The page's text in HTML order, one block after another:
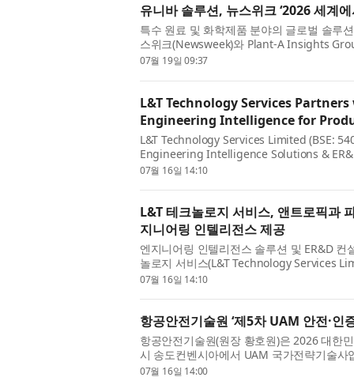
유니바 솔루션, 뉴스위크 ‘2026 세계
특수 원료 및 화학제품 분야의 글로벌 솔루
스위크(Newsweek)와 Plant-A Insights
업 (World’s Greenest Companies 2026...
07월 19일 09:37
L&T Technology Services
Engineering Intelligence for
L&T Technology Services Limited (BSE:
Engineering Intelligence Solutions &
partnership with Anthropic to accelerate
07월 16일 14:10
L&T 테크놀로지 서비스, 앤트로픽과
지니어링 인텔리전스 제공
엔지니어링 인텔리전스 솔루션 및 ER&D
놀로지 서비스(L&T Technology Services
거래소 LTTS)는 앤트로픽(Anthropic)과 ...
07월 16일 14:10
항공안전기술원 ‘제5차 UAM 안전·인
항공안전기술원(원장 황호원)은 2026 대한
시 송도컨벤시아에서 UAM 국가전략기술사
UAM 안전·인증기술 연속세미나’를 성공...
07월 16일 14:00